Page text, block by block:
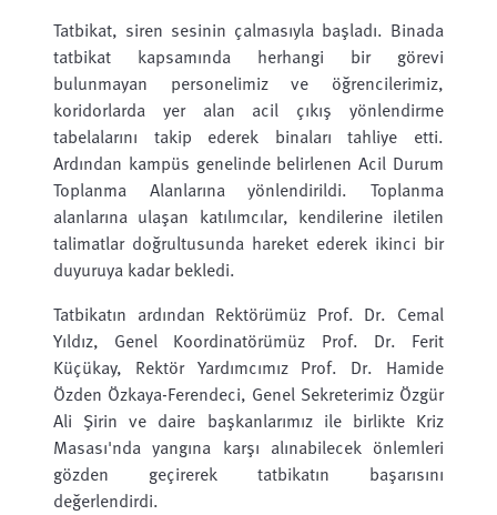
Tatbikat, siren sesinin çalmasıyla başladı. Binada
tatbikat kapsamında herhangi bir görevi
bulunmayan personelimiz ve öğrencilerimiz,
koridorlarda yer alan acil çıkış yönlendirme
tabelalarını takip ederek binaları tahliye etti.
Ardından kampüs genelinde belirlenen Acil Durum
Toplanma Alanlarına yönlendirildi. Toplanma
alanlarına ulaşan katılımcılar, kendilerine iletilen
talimatlar doğrultusunda hareket ederek ikinci bir
duyuruya kadar bekledi.
Tatbikatın ardından Rektörümüz Prof. Dr. Cemal
Yıldız, Genel Koordinatörümüz Prof. Dr. Ferit
Küçükay, Rektör Yardımcımız Prof. Dr. Hamide
Özden Özkaya-Ferendeci, Genel Sekreterimiz Özgür
Ali Şirin ve daire başkanlarımız ile birlikte Kriz
Masası'nda yangına karşı alınabilecek önlemleri
gözden geçirerek tatbikatın başarısını
değerlendirdi.